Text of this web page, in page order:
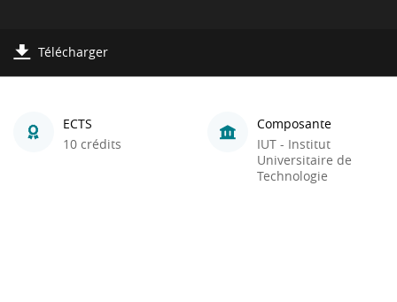
Télécharger
ECTS
10 crédits
Composante
IUT - Institut
Universitaire de
Technologie